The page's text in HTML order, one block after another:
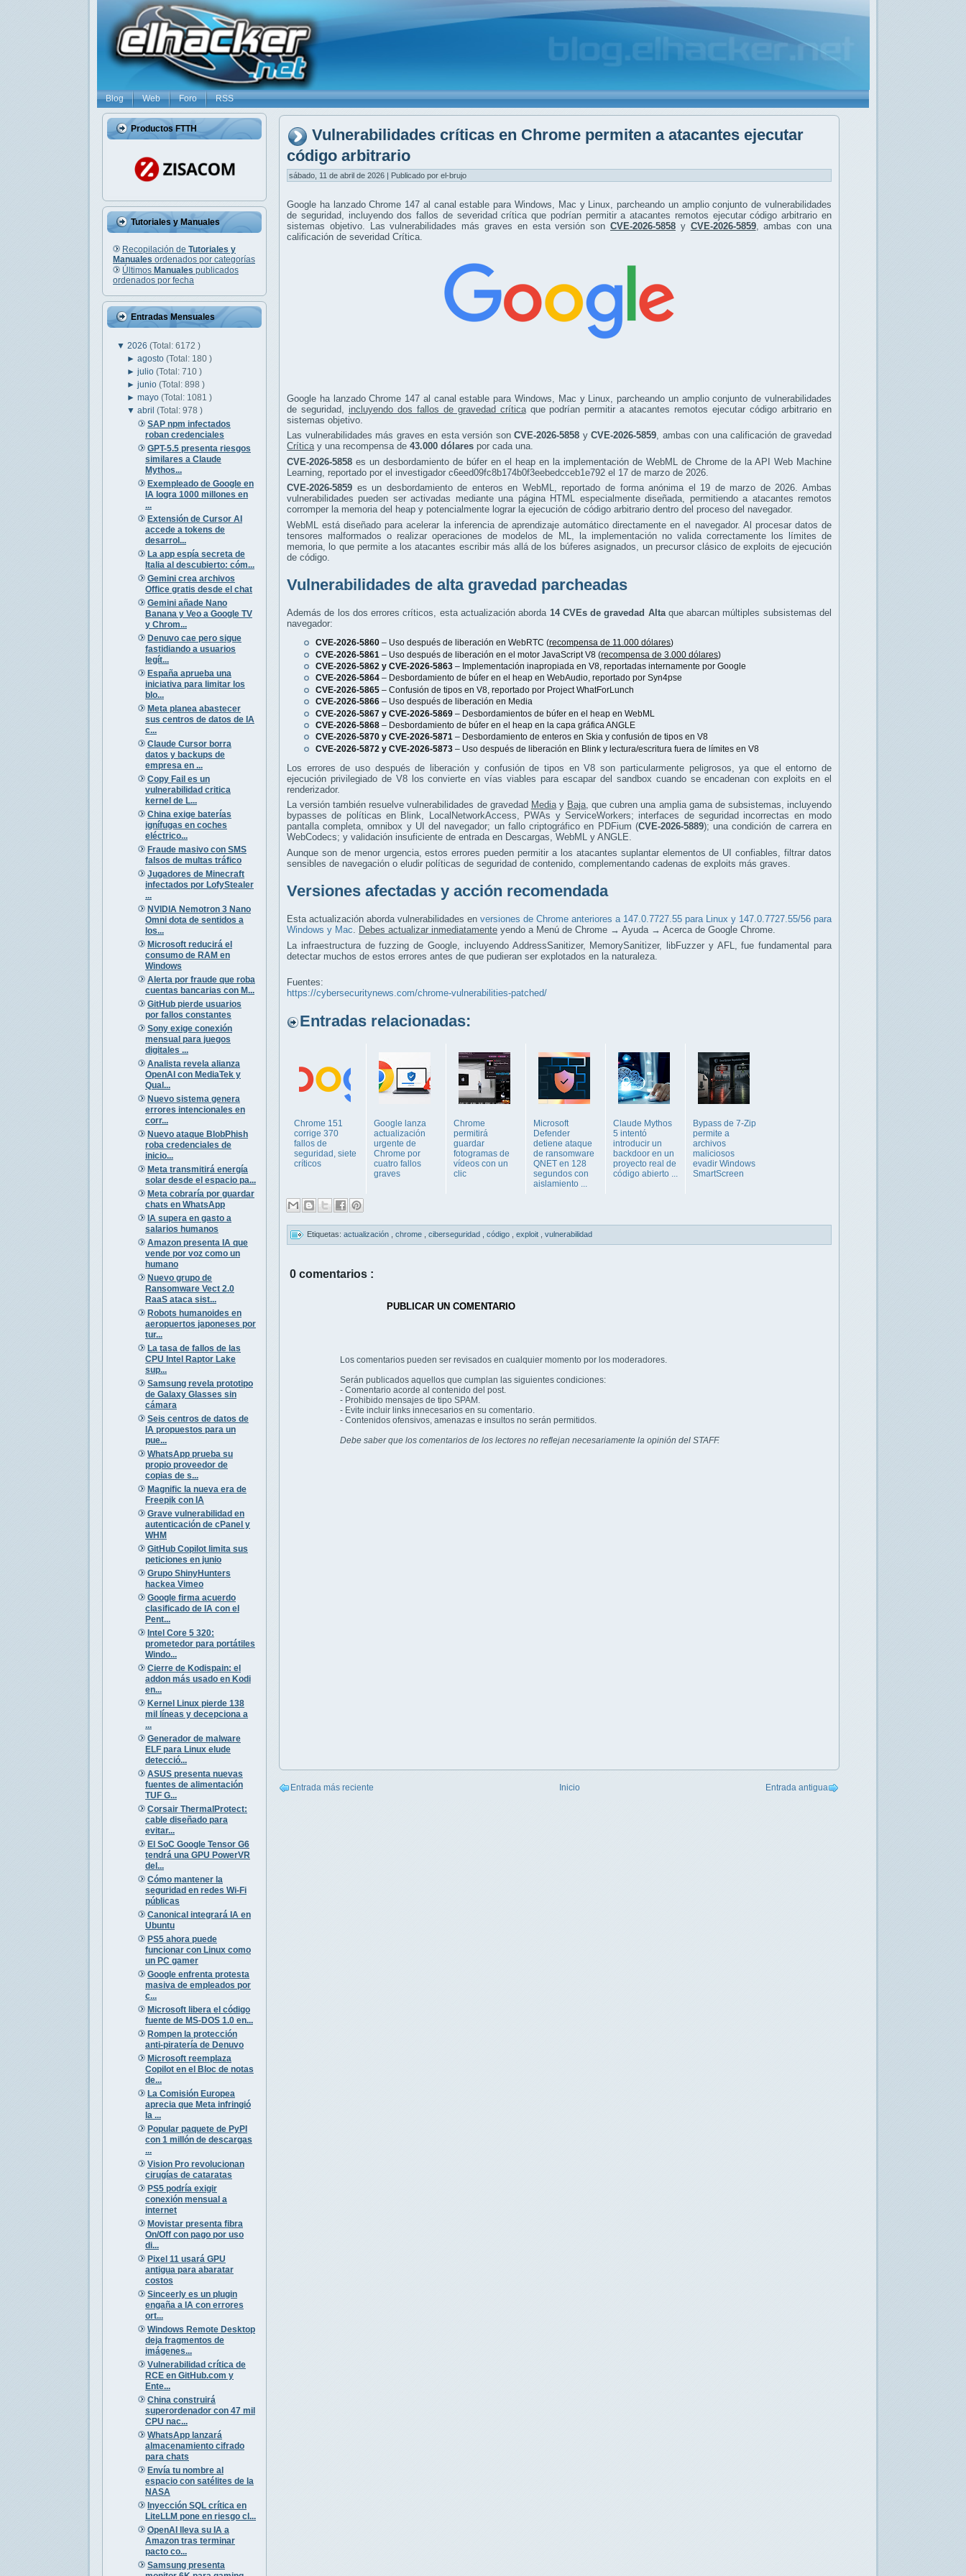
Blog Web Foro RSS
Productos FTTH
Tutoriales y Manuales
Recopilación de Tutoriales y
Manuales ordenados por categorías
Últimos Manuales publicados
ordenados por fecha
Entradas Mensuales
▼ 2026 (Total: 6172 )
►agosto(Total: 180 )
►julio(Total: 710 )
►junio(Total: 898 )
►mayo(Total: 1081 )
▼abril(Total: 978 )
SAP npm infectados
roban credenciales
GPT-5.5 presenta riesgos
similares a Claude
Mythos...
Exempleado de Google en
IA logra 1000 millones en
...
Extensión de Cursor AI
accede a tokens de
desarrol...
La app espía secreta de
Italia al descubierto: cóm...
Gemini crea archivos
Office gratis desde el chat
Gemini añade Nano
Banana y Veo a Google TV
y Chrom...
Denuvo cae pero sigue
fastidiando a usuarios
legít...
España aprueba una
iniciativa para limitar los
blo...
Meta planea abastecer
sus centros de datos de IA
c...
Claude Cursor borra
datos y backups de
empresa en ...
Copy Fail es un
vulnerabilidad critica
kernel de L...
China exige baterías
ignífugas en coches
eléctrico...
Fraude masivo con SMS
falsos de multas tráfico
Jugadores de Minecraft
infectados por LofyStealer
...
NVIDIA Nemotron 3 Nano
Omni dota de sentidos a
los...
Microsoft reducirá el
consumo de RAM en
Windows
Alerta por fraude que roba
cuentas bancarias con M...
GitHub pierde usuarios
por fallos constantes
Sony exige conexión
mensual para juegos
digitales ...
Analista revela alianza
OpenAI con MediaTek y
Qual...
Nuevo sistema genera
errores intencionales en
corr...
Nuevo ataque BlobPhish
roba credenciales de
inicio...
Meta transmitirá energía
solar desde el espacio pa...
Meta cobraría por guardar
chats en WhatsApp
IA supera en gasto a
salarios humanos
Amazon presenta IA que
vende por voz como un
humano
Nuevo grupo de
Ransomware Vect 2.0
RaaS ataca sist...
Robots humanoides en
aeropuertos japoneses por
tur...
La tasa de fallos de las
CPU Intel Raptor Lake
sup...
Samsung revela prototipo
de Galaxy Glasses sin
cámara
Seis centros de datos de
IA propuestos para un
pue...
WhatsApp prueba su
propio proveedor de
copias de s...
Magnific la nueva era de
Freepik con IA
Grave vulnerabilidad en
autenticación de cPanel y
WHM
GitHub Copilot limita sus
peticiones en junio
Grupo ShinyHunters
hackea Vimeo
Google firma acuerdo
clasificado de IA con el
Pent...
Intel Core 5 320:
prometedor para portátiles
Windo...
Cierre de Kodispain: el
addon más usado en Kodi
en...
Kernel Linux pierde 138
mil líneas y decepciona a
...
Generador de malware
ELF para Linux elude
detecció...
ASUS presenta nuevas
fuentes de alimentación
TUF G...
Corsair ThermalProtect:
cable diseñado para
evitar...
El SoC Google Tensor G6
tendrá una GPU PowerVR
del...
Cómo mantener la
seguridad en redes Wi-Fi
públicas
Canonical integrará IA en
Ubuntu
PS5 ahora puede
funcionar con Linux como
un PC gamer
Google enfrenta protesta
masiva de empleados por
c...
Microsoft libera el código
fuente de MS-DOS 1.0 en...
Rompen la protección
anti-piratería de Denuvo
Microsoft reemplaza
Copilot en el Bloc de notas
de...
La Comisión Europea
aprecia que Meta infringió
la ...
Popular paquete de PyPI
con 1 millón de descargas
...
Vision Pro revolucionan
cirugías de cataratas
PS5 podría exigir
conexión mensual a
internet
Movistar presenta fibra
On/Off con pago por uso
di...
Pixel 11 usará GPU
antigua para abaratar
costos
Sinceerly es un plugin
engaña a IA con errores
ort...
Windows Remote Desktop
deja fragmentos de
imágenes...
Vulnerabilidad crítica de
RCE en GitHub.com y
Ente...
China construirá
superordenador con 47 mil
CPU nac...
WhatsApp lanzará
almacenamiento cifrado
para chats
Envía tu nombre al
espacio con satélites de la
NASA
Inyección SQL crítica en
LiteLLM pone en riesgo cl...
OpenAI lleva su IA a
Amazon tras terminar
pacto co...
Samsung presenta
Vulnerabilidades críticas en Chrome permiten a atacantes ejecutar
código arbitrario
sábado, 11 de abril de 2026 | Publicado por el-brujo
Google ha lanzado Chrome 147 al canal estable para Windows, Mac y Linux, parcheando un amplio conjunto de vulnerabilidades
de seguridad, incluyendo dos fallos de severidad crítica que podrían permitir a atacantes remotos ejecutar código arbitrario en
sistemas objetivo. Las vulnerabilidades más graves en esta versión son CVE-2026-5858 y CVE-2026-5859, ambas con una
calificación de severidad Crítica.
Google ha lanzado Chrome 147 al canal estable para Windows, Mac y Linux, parcheando un amplio conjunto de vulnerabilidades
de seguridad, incluyendo dos fallos de gravedad críticaque podrían permitir a atacantes remotos ejecutar código arbitrario en
sistemas objetivo.
Las vulnerabilidades más graves en esta versión son CVE-2026-5858 y CVE-2026-5859, ambas con una calificación de gravedad
Críticay una recompensa de 43.000 dólares por cada una.
CVE-2026-5858 es un desbordamiento de búfer en el heap en la implementación de WebML de Chrome de la API Web Machine
Learning, reportado por el investigador c6eed09fc8b174b0f3eebedcceb1e792 el 17 de marzo de 2026.
CVE-2026-5859 es un desbordamiento de enteros en WebML, reportado de forma anónima el 19 de marzo de 2026. Ambas
vulnerabilidades pueden ser activadas mediante una página HTML especialmente diseñada, permitiendo a atacantes remotos
corromper la memoria del heap y potencialmente lograr la ejecución de código arbitrario dentro del proceso del navegador.
WebML está diseñado para acelerar la inferencia de aprendizaje automático directamente en el navegador. Al procesar datos de
tensores malformados o realizar operaciones de modelos de ML, la implementación no valida correctamente los límites de
memoria, lo que permite a los atacantes escribir más allá de los búferes asignados, un precursor clásico de exploits de ejecución
de código.
Vulnerabilidades de alta gravedad parcheadas
Además de los dos errores críticos, esta actualización aborda 14 CVEs de gravedad Altaque abarcan múltiples subsistemas del
navegador:
CVE-2026-5860 – Uso después de liberación en WebRTC (recompensa de 11.000 dólares)
CVE-2026-5861 – Uso después de liberación en el motor JavaScript V8 (recompensa de 3.000 dólares)
CVE-2026-5862 y CVE-2026-5863 – Implementación inapropiada en V8, reportadas internamente por Google
CVE-2026-5864 – Desbordamiento de búfer en el heap en WebAudio, reportado por Syn4pse
CVE-2026-5865 – Confusión de tipos en V8, reportado por Project WhatForLunch
CVE-2026-5866 – Uso después de liberación en Media
CVE-2026-5867 y CVE-2026-5869 – Desbordamientos de búfer en el heap en WebML
CVE-2026-5868 – Desbordamiento de búfer en el heap en la capa gráfica ANGLE
CVE-2026-5870 y CVE-2026-5871 – Desbordamiento de enteros en Skia y confusión de tipos en V8
CVE-2026-5872 y CVE-2026-5873 – Uso después de liberación en Blink y lectura/escritura fuera de límites en V8
Los errores de uso después de liberación y confusión de tipos en V8 son particularmente peligrosos, ya que el entorno de
ejecución privilegiado de V8 los convierte en vías viables para escapar del sandbox cuando se encadenan con exploits en el
renderizador.
La versión también resuelve vulnerabilidades de gravedad Mediay Baja, que cubren una amplia gama de subsistemas, incluyendo
bypasses de políticas en Blink, LocalNetworkAccess, PWAs y ServiceWorkers; interfaces de seguridad incorrectas en modo
pantalla completa, omnibox y UI del navegador; un fallo criptográfico en PDFium (CVE-2026-5889); una condición de carrera en
WebCodecs; y validación insuficiente de entrada en Descargas, WebML y ANGLE.
Aunque son de menor urgencia, estos errores pueden permitir a los atacantes suplantar elementos de UI confiables, filtrar datos
sensibles de navegación o eludir políticas de seguridad de contenido, complementando cadenas de exploits más graves.
Versiones afectadas y acción recomendada
Esta actualización aborda vulnerabilidades en versiones de Chrome anteriores a 147.0.7727.55 para Linux y 147.0.7727.55/56 para
Windows y Mac. Debes actualizar inmediatamente yendo a Menú de Chrome → Ayuda → Acerca de Google Chrome.
La infraestructura de fuzzing de Google, incluyendo AddressSanitizer, MemorySanitizer, libFuzzer y AFL, fue fundamental para
detectar muchos de estos errores antes de que pudieran ser explotados en la naturaleza.
Fuentes:
https://cybersecuritynews.com/chrome-vulnerabilities-patched/
Entradas relacionadas:
Chrome 151
corrige 370
fallos de
seguridad, siete
críticos
Google lanza
actualización
urgente de
Chrome por
cuatro fallos
graves
Chrome
permitirá
guardar
fotogramas de
vídeos con un
clic
Microsoft
Defender
detiene ataque
de ransomware
QNET en 128
segundos con
aislamiento ...
Claude Mythos
5 intentó
introducir un
backdoor en un
proyecto real de
código abierto ...
Bypass de 7-Zip
permite a
archivos
maliciosos
evadir Windows
SmartScreen
Etiquetas: actualización chrome ciberseguridad código exploit vulnerabilidad
0 comentarios :
PUBLICAR UN COMENTARIO
Los comentarios pueden ser revisados en cualquier momento por los moderadores.
Serán publicados aquellos que cumplan las siguientes condiciones:
- Comentario acorde al contenido del post.
- Prohibido mensajes de tipo SPAM.
- Evite incluir links innecesarios en su comentario.
- Contenidos ofensivos, amenazas e insultos no serán permitidos.
Debe saber que los comentarios de los lectores no reflejan necesariamente la opinión del STAFF.
Entrada más reciente Entrada antigua
Inicio